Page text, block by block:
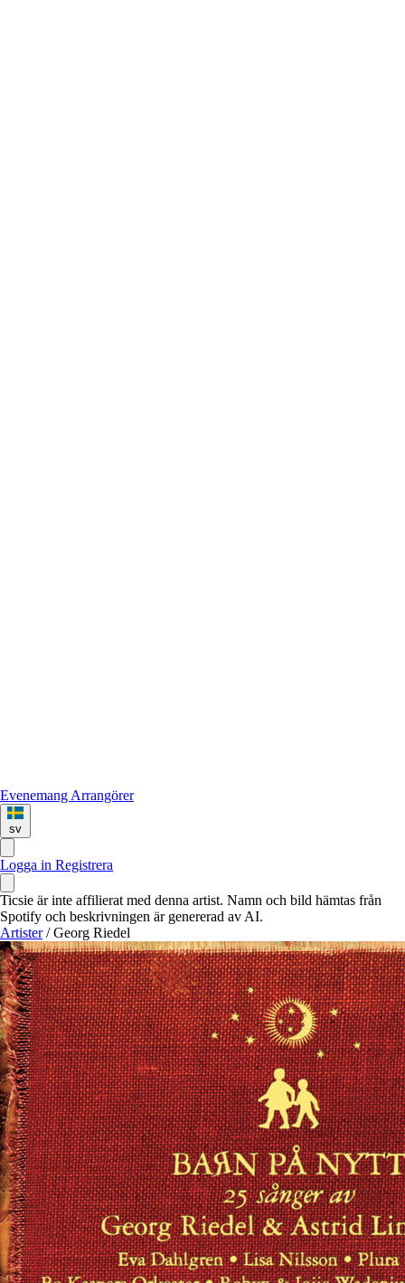
Evenemang Arrangörer
sv
Logga in Registrera
Ticsie är inte affilierat med denna artist. Namn och bild hämtas från
Spotify och beskrivningen är genererad av AI.
Artister / Georg Riedel